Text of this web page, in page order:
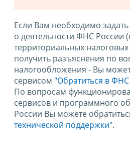
Если Вам необходимо
о деятельности ФНС России
территориальных
получить разъяснения по
налогообложения - Вы
сервисом "Обратиться в
По вопросам
сервисов и программного
России Вы можете
технической поддержки".